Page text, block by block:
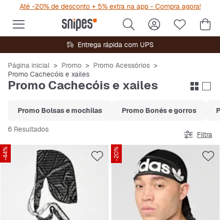
Até -20% de desconto + 5% extra na app - Compra agora!
Entrega rápida com UPS
Página inicial Promo
Promo Acessórios
Promo Cachecóis e xailes
Promo Cachecóis e xailes
Promo Bolsas e mochilas Promo Bonés e gorros
6 Resultados
Filtra
-44% -20%